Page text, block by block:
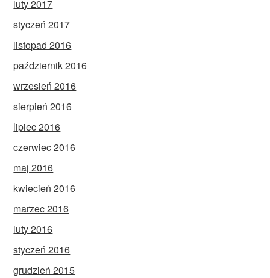
luty 2017
styczeń 2017
listopad 2016
październik 2016
wrzesień 2016
sierpień 2016
lipiec 2016
czerwiec 2016
maj 2016
kwiecień 2016
marzec 2016
luty 2016
styczeń 2016
grudzień 2015